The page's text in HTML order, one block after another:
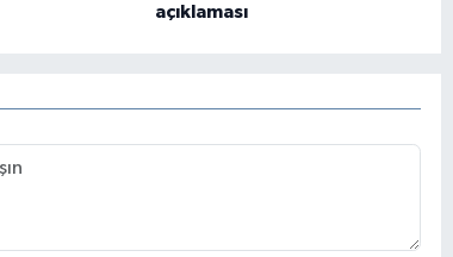
açıklaması